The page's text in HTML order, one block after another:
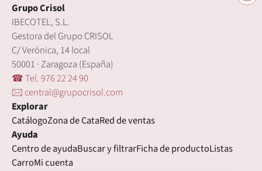
Grupo Crisol
IBECOTEL, S.L.
Gestora del Grupo CRISOL
C/ Verónica, 14 local
50001 · Zaragoza (España)
☎ Tel. 976 22 24 90
🖂 central@grupocrisol.com
Explorar
CatálogoZona de CataRed de ventas
Ayuda
Centro de ayudaBuscar y filtrarFicha de productoListas
CarroMi cuenta